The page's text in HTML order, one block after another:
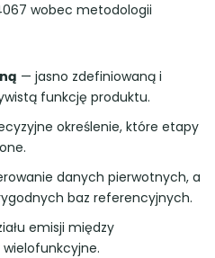
wobec metodologii
— jasno zdefiniowaną i
funkcję produktu.
określenie, które etapy
danych pierwotnych, a
baz referencyjnych.
emisji między